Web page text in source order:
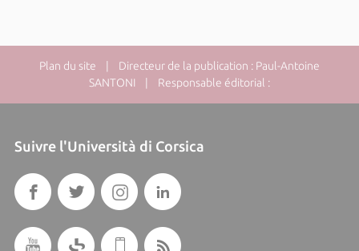
Plan du site | Directeur de la publication : Paul-Antoine
SANTONI | Responsable éditorial :
Suivre l'Università di Corsica